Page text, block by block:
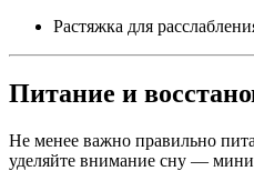
Растяжка для
Питание и
Не менее важно правильно
уделяйте внимание сну —